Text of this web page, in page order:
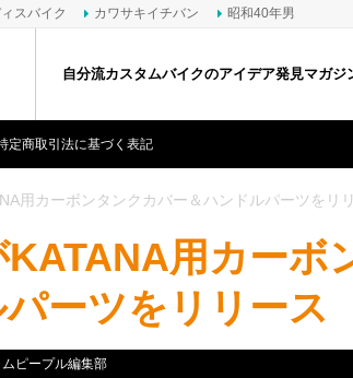
定商取引法に基づく表記
用カーボンタンクカバー＆ハンドルパーツをリ
用カーボ
ーツをリリース
ムピープル編集部
スバイク カワサキイチバン 昭和40年男
自分流カスタムバイクのアイデア発見マガジ